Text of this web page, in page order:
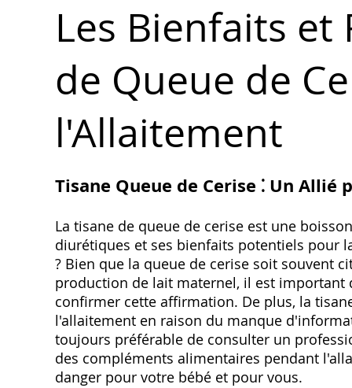
Les Bienfaits et
de Queue de
l'Allaitement
Tisane Queue de Cerise ⁚ Un
La tisane de queue de cerise est une
diurétiques et ses bienfaits potentiels pour
? Bien que la queue de cerise soit souvent
production de lait maternel‚ il est
confirmer cette affirmation. De plus‚ la
l'allaitement en raison du manque
toujours préférable de consulter un
des compléments alimentaires pendant
danger pour votre bébé et pour vous.